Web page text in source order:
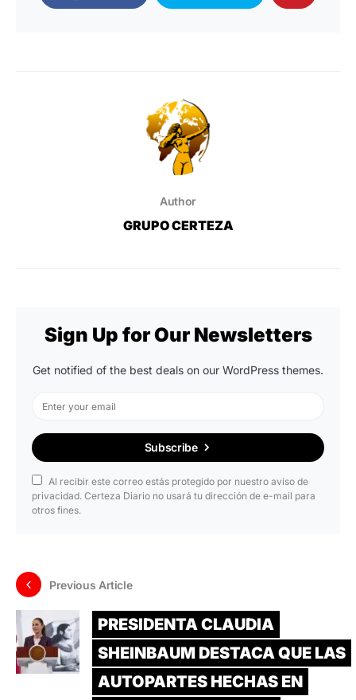
Author
GRUPO CERTEZA
Sign Up for Our Newsletters
Get notified of the best deals on our WordPress themes.
Subscribe
Al recibir este correo estás protegido por nuestro aviso de
privacidad. Certeza Diario no usará tu dirección de e-mail para
otros fines.
Previous Article
PRESIDENTA CLAUDIA
SHEINBAUM DESTACA QUE LAS
AUTOPARTES HECHAS EN